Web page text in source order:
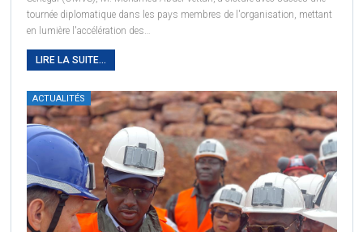
tournée diplomatique dans les pays membres de l'organisation, mettant
en lumière l'accélération des…
LIRE LA SUITE...
ACTUALITÉS